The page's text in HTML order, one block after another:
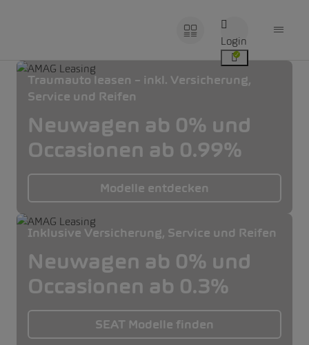
Login
Traumauto leasen – inkl. Versicherung,
Service und Reifen
Neuwagen ab 0% und
Occasionen ab 0.99%
Modelle entdecken
Inklusive Versicherung, Service und Reifen
Neuwagen ab 0% und
Occasionen ab 0.3%
SEAT Modelle finden